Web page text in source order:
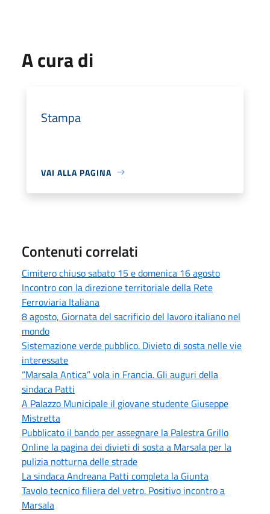
A cura di
Stampa
VAI ALLA PAGINA
Contenuti correlati
Cimitero chiuso sabato 15 e domenica 16 agosto
Incontro con la direzione territoriale della Rete
Ferroviaria Italiana
8 agosto, Giornata del sacrificio del lavoro italiano nel
mondo
Sistemazione verde pubblico. Divieto di sosta nelle vie
interessate
“Marsala Antica” vola in Francia. Gli auguri della
sindaca Patti
A Palazzo Municipale il giovane studente Giuseppe
Mistretta
Pubblicato il bando per assegnare la Palestra Grillo
Online la pagina dei divieti di sosta a Marsala per la
pulizia notturna delle strade
La sindaca Andreana Patti completa la Giunta
Tavolo tecnico filiera del vetro. Positivo incontro a
Marsala